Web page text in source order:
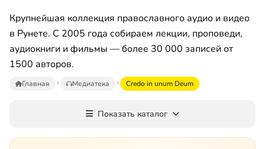
Крупнейшая коллекция православного аудио и видео
в Рунете. С 2005 года собираем лекции, проповеди,
аудиокниги и фильмы — более 30 000 записей от
1500 авторов.
Главная Медиатека Credo in unum Deum
Показать каталог